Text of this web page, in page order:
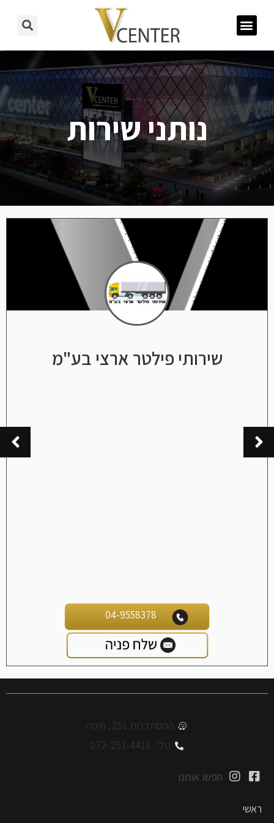
נותני שירות
שירותי פילטר ארצי בע"מ
04-9558378
ההסתדרות 251, חיפה
טל': 072-251-4416
חפשו אותנו
ראשי